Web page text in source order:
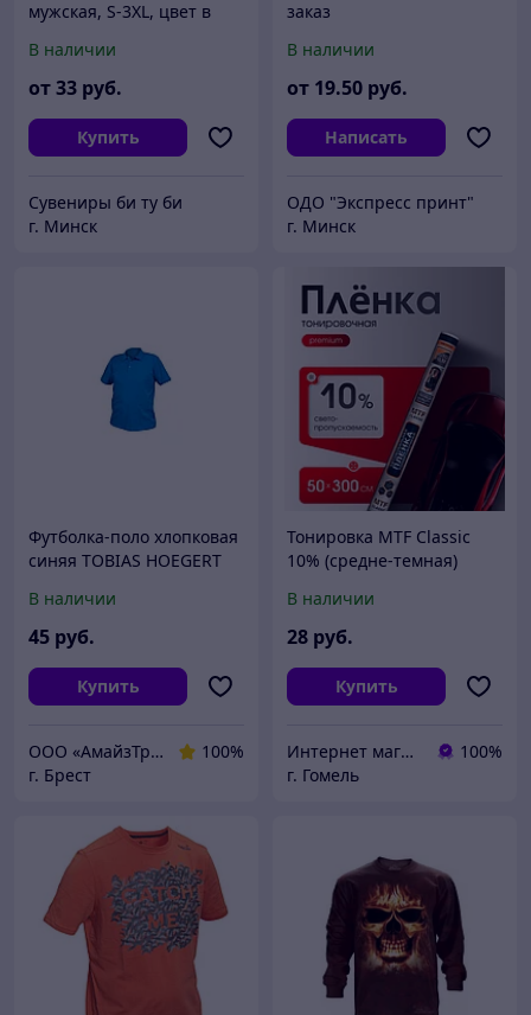
мужская, S-3XL, цвет в
В наличии
от33 руб.
Купить
Сувениры би ту би
г. Минск
заказ
В наличии
от 19.50 руб.
Написать
ОДО "Экспресс принт"
г. Минск
Футболка-поло хлопковая
синяя TOBIAS HOEGERT
В наличии
45 руб.
Купить
ООО «АмайзТрейд» г. Брест
100%
г. Брест
Тонировка MTF Classic
10% (средне-темная)
В наличии
28 руб.
Купить
Интернет магазин av3.by
100%
г. Гомель